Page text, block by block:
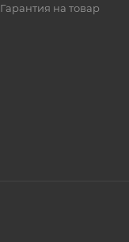
Гарантия на товар